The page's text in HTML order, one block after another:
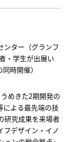
ンター（グランフ
・学生が出展い
同時開催）
めきた2期開発の
による最先端の技
研究成果を来場者
フデザイン・イノ